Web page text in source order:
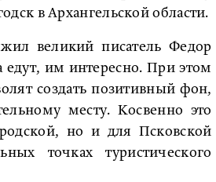
в Архангельской области.
великий писатель Федор
едут, им интересно. При этом
создать позитивный фон,
месту. Косвенно это
но и для Псковской
точках туристического